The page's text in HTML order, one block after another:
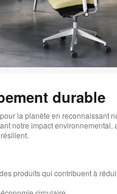
durable
la planète en reconnaissant
notre impact environnemental,
produits qui contribuent à